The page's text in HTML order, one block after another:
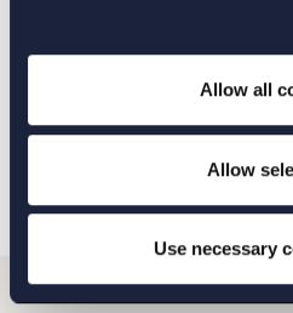
Allow all
Allow
Use necessary
TILLBAKA